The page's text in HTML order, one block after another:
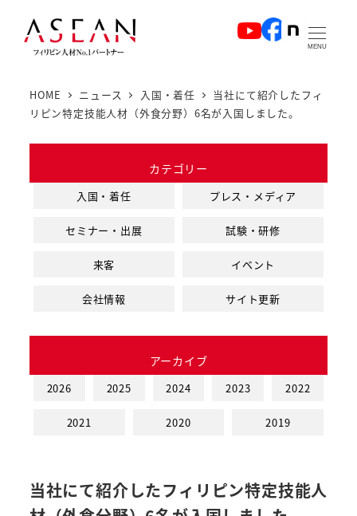
MENU
HOME ニュース 入国・着任
当社にて紹介したフィ
リピン特定技能人材（外食分野）6名が入国しました。
カテゴリー
入国・着任 プレス・メディア
セミナー・出展 試験・研修
来客 イベント
会社情報 サイト更新
アーカイブ
2026 2025 2024 2023 2022
2021 2020 2019
当社にて紹介したフィリピン特定技能人